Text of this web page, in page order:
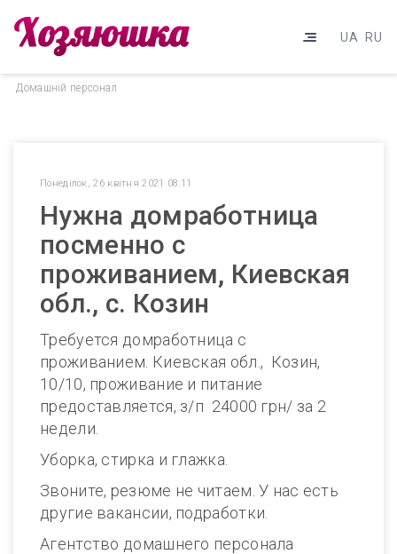
UA RU
Домашнiй персонал
Понеділок, 26 квітня 2021 08:11
Нужна домработница
посменно с
проживанием, Киевская
обл., с. Козин
Требуется домработница с
проживанием. Киевская обл., Козин,
10/10, проживание и питание
предоставляется, з/п 24000 грн/ за 2
недели.
Уборка, стирка и глажка.
Звоните, резюме не читаем. У нас есть
другие вакансии, подработки.
Агентство домашнего персонала